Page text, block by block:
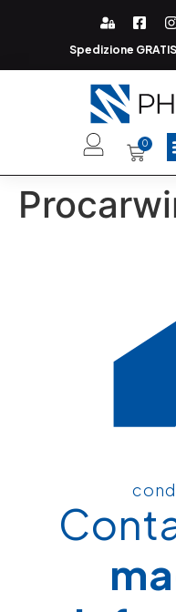
Spedizione
0